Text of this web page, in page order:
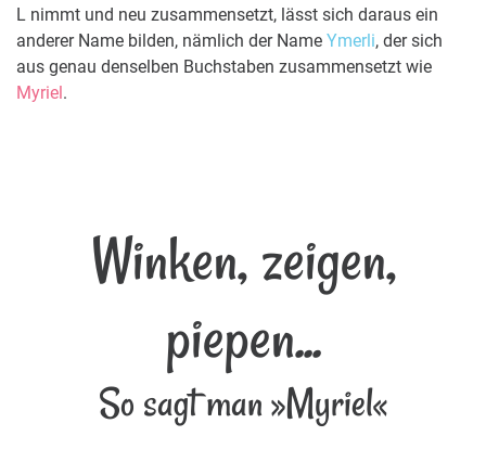
L nimmt und neu zusammensetzt, lässt sich daraus ein
anderer Name bilden, nämlich der Name Ymerli, der sich
aus genau denselben Buchstaben zusammensetzt wie
Myriel.
Winken, zeigen,
piepen...
So sagt man »Myriel«